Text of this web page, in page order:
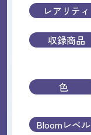
レアリティ
収録商品
色
Bloomレベル